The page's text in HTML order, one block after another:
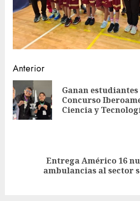
Sigue
leyendo
Anterior
Ganan estudiantes
Concurso
Ciencia y
Siguiente
entrada:
Entrega Américo 16
ambulancias al sector